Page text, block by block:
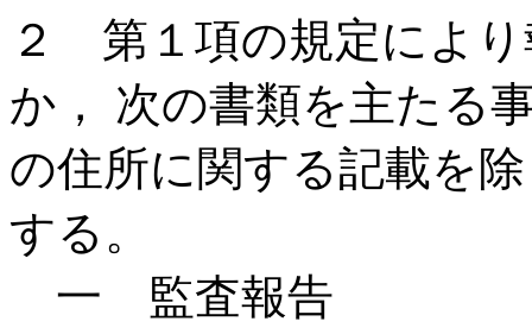
２ 第１項の規定によ
か， 次の書類を主たる
の住所に関する記載を
する。
一 監査報告